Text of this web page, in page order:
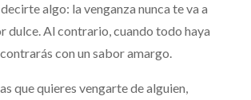
algo: la venganza nunca te va a
dulce. Al contrario, cuando todo haya
con un sabor amargo.
que quieres vengarte de alguien,